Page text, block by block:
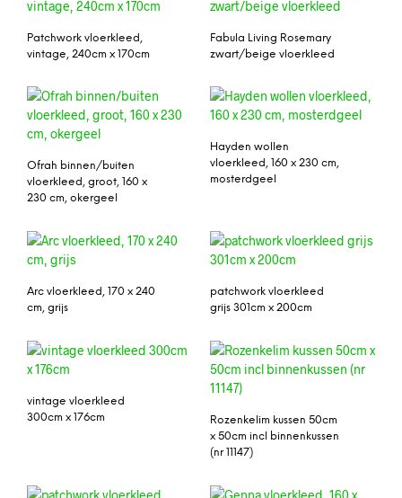
Patchwork vloerkleed,
vintage, 240cm x 170cm
Fabula Living Rosemary
zwart/beige vloerkleed
Ofrah binnen/buiten
vloerkleed, groot, 160 x
230 cm, okergeel
Hayden wollen
vloerkleed, 160 x 230 cm,
mosterdgeel
Arc vloerkleed, 170 x 240
cm, grijs
patchwork vloerkleed
grijs 301cm x 200cm
vintage vloerkleed
300cm x 176cm
Rozenkelim kussen 50cm
x 50cm incl binnenkussen
(nr 11147)